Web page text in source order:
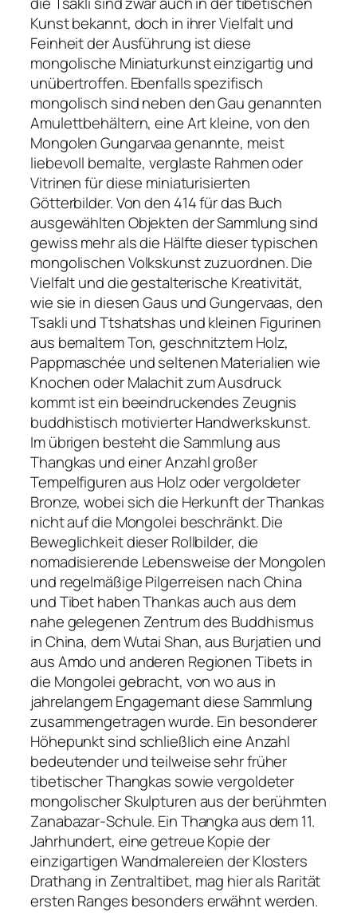
Kunst bekannt, doch in ihrer Vielfalt und
Feinheit der Ausführung ist diese
mongolische Miniaturkunst einzigartig und
unübertroffen. Ebenfalls spezifisch
mongolisch sind neben den Gau genannten
Amulettbehältern, eine Art kleine, von den
Mongolen Gungarvaa genannte, meist
liebevoll bemalte, verglaste Rahmen oder
Vitrinen für diese miniaturisierten
Götterbilder. Von den 414 für das Buch
ausgewählten Objekten der Sammlung sind
gewiss mehr als die Hälfte dieser typischen
mongolischen Volkskunst zuzuordnen. Die
Vielfalt und die gestalterische Kreativität,
wie sie in diesen Gaus und Gungervaas, den
Tsakli und Ttshatshas und kleinen Figurinen
aus bemaltem Ton, geschnitztem Holz,
Pappmaschée und seltenen Materialien wie
Knochen oder Malachit zum Ausdruck
kommt ist ein beeindruckendes Zeugnis
buddhistisch motivierter Handwerkskunst.
Im übrigen besteht die Sammlung aus
Thangkas und einer Anzahl großer
Tempelfiguren aus Holz oder vergoldeter
Bronze, wobei sich die Herkunft der Thankas
nicht auf die Mongolei beschränkt. Die
Beweglichkeit dieser Rollbilder, die
nomadisierende Lebensweise der Mongolen
und regelmäßige Pilgerreisen nach China
und Tibet haben Thankas auch aus dem
nahe gelegenen Zentrum des Buddhismus
in China, dem Wutai Shan, aus Burjatien und
aus Amdo und anderen Regionen Tibets in
die Mongolei gebracht, von wo aus in
jahrelangem Engagemant diese Sammlung
zusammengetragen wurde. Ein besonderer
Höhepunkt sind schließlich eine Anzahl
bedeutender und teilweise sehr früher
tibetischer Thangkas sowie vergoldeter
mongolischer Skulpturen aus der berühmten
Zanabazar-Schule. Ein Thangka aus dem 11.
Jahrhundert, eine getreue Kopie der
einzigartigen Wandmalereien der Klosters
Drathang in Zentraltibet, mag hier als Rarität
ersten Ranges besonders erwähnt werden.